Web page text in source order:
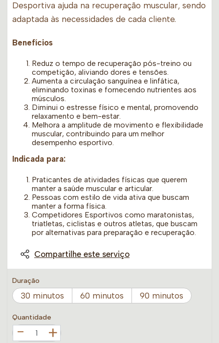
Desportiva ajuda na recuperação muscular, sendo
adaptada às necessidades de cada cliente.
Benefícios
Reduz o tempo de recuperação pós-treino ou
competição, aliviando dores e tensões.
Aumenta a circulação sanguínea e linfática,
eliminando toxinas e fornecendo nutrientes aos
músculos.
Diminui o estresse físico e mental, promovendo
relaxamento e bem-estar.
Melhora a amplitude de movimento e flexibilidade
muscular, contribuindo para um melhor
desempenho esportivo.
Indicada para:
Praticantes de atividades físicas que querem
manter a saúde muscular e articular.
Pessoas com estilo de vida ativa que buscam
manter a forma física.
Competidores Esportivos como maratonistas,
triatletas, ciclistas e outros atletas, que buscam
por alternativas para preparação e recuperação.
Compartilhe este serviço
Duração
30 minutos 60 minutos 90 minutos
Quantidade
+